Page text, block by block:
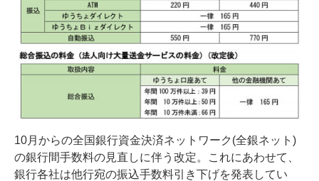
10月からの全国銀行資金決済ネットワーク(全銀ネット)
の銀行間手数料の見直しに伴う改定。これにあわせて、
銀行各社は他行宛の振込手数料引き下げを発表してい